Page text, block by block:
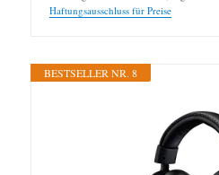
Haftungsausschluss für Preise
BESTSELLER NR. 8